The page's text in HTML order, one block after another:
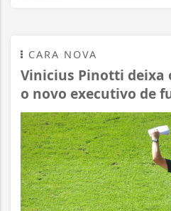
CARA NOVA
Vinicius Pinotti deixa
o novo executivo de